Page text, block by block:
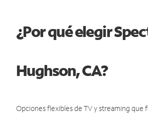
¿Por qué elegir
Hughson, CA?
Opciones flexibles de TV y streaming que